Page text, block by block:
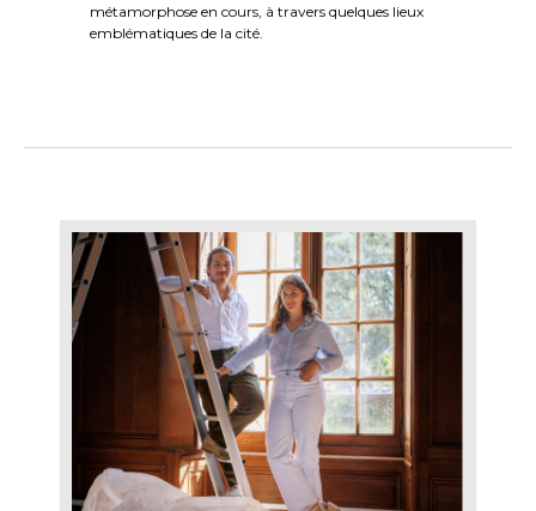
métamorphose en cours, à travers quelques lieux
emblématiques de la cité.